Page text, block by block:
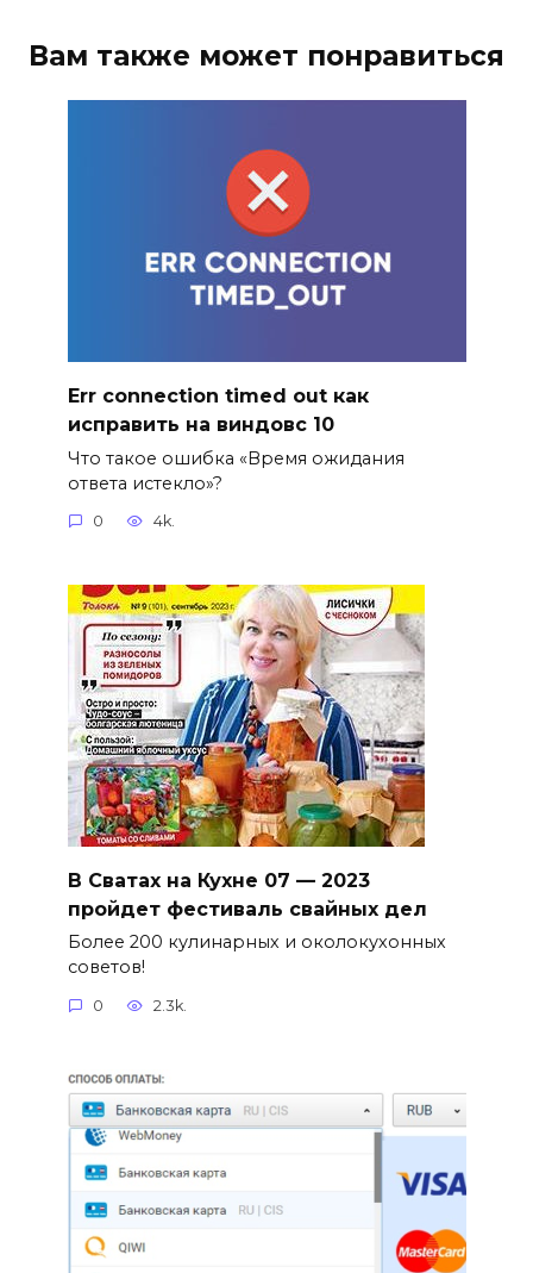
Вам также может понравиться
Err connection timed out как
исправить на виндовс 10
Что такое ошибка «Время ожидания
ответа истекло»?
0 4k.
В Сватах на Кухне 07 — 2023
пройдет фестиваль свайных дел
Более 200 кулинарных и околокухонных
советов!
0 2.3k.